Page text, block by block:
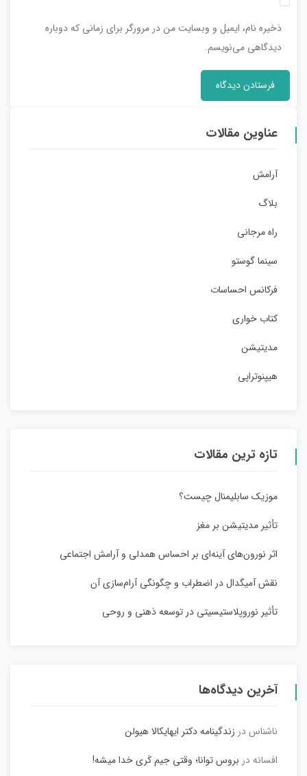
ذخیره نام، ایمیل و وبسایت من در مرورگر برای زمانی که دوباره
دیدگاهی می‌نویسم.
عناوین مقالات
آرامش
بلاگ
راه مرجانی
سینما گوستو
فرکانس احساسات
کتاب خواری
مدیتیشن
هیپنوتراپی
تازه ترین مقالات
موزیک سابلیمنال چیست؟
تأثیر مدیتیشن بر مغز
اثر نورون‌های آینه‌ای بر احساس همدلی و آرامش اجتماعی
نقش آمیگدال در اضطراب و چگونگی آرام‌سازی آن
تأثیر نوروپلاستیسیتی در توسعه ذهنی و روحی
آخرین دیدگاه‌ها
ناشناسدر زندگینامه دکتر ایهایکالا هیولن
افسانه در بروس توانا؛ وقتی جیم کَری خدا میشه!